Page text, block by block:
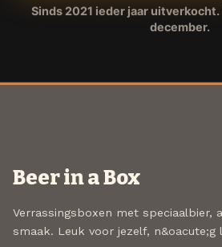
Sinds 2021 ieder jaar
december.
Beer in a Box
Verrassingsboxen met speciaalbier,
smaak. Leuk voor jezelf, n&oacute;g